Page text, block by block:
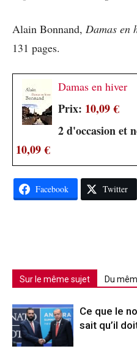
Alain Bonnand, Damas en
131 pages.
Damas en hiver
Prix: 10,09 €
2 d'occasion et
10,09 €
Facebook Twitter
Sur le même sujet Du
Ce que le
sait qu’il